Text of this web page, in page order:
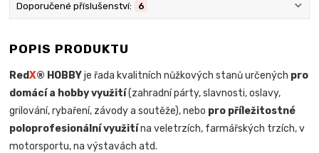
Doporučené příslušenství: 6
POPIS PRODUKTU
RedX® HOBBYje řada kvalitních nůžkových stanů určených pro
domácí a hobby využití(zahradní párty, slavnosti, oslavy,
grilování, rybaření, závody a soutěže), nebo pro příležitostné
poloprofesionální využitína veletrzích, farmářských trzích, v
motorsportu, na výstavách atd.